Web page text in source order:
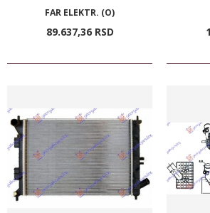
FAR ELEKTR. (O)
89.637,36 RSD